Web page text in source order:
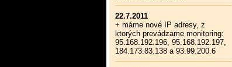
22.7.2011
+ máme nové IP adresy, z
ktorých prevádzame monitoring:
95.168.192.196, 95.168.192.197,
184.173.83.138 a 93.99.200.6